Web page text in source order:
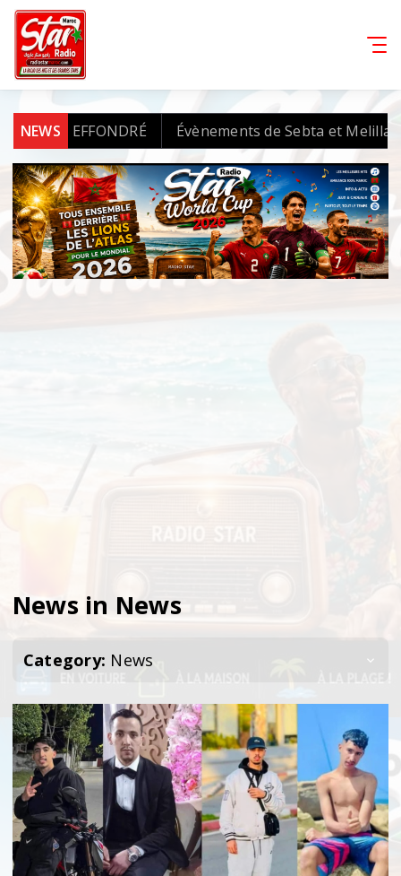
NEWS Évènements de Sebta et Melilla : l’AMDH
News in News
Category: News